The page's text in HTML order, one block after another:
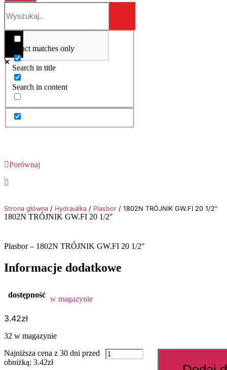
Exact matches only
Search in title
Search in content
Porównaj
Strona główna / Hydraulika / Plasbor / 1802N TRÓJNIK GW.FI 20 1/2″
1802N TRÓJNIK GW.FI 20 1/2″
Plasbor – 1802N TRÓJNIK GW.FI 20 1/2″
Informacje dodatkowe
dostępność w magazynie
3.42zł
32 w magazynie
Najniższa cena z 30 dni przed
obniżką: 3.42zł
ilość
1802N